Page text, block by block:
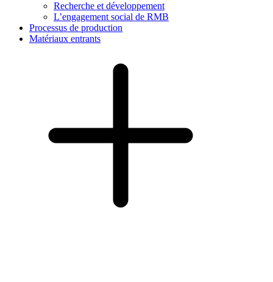
Recherche et développement
L’engagement social de RMB
Processus de production
Matériaux entrants